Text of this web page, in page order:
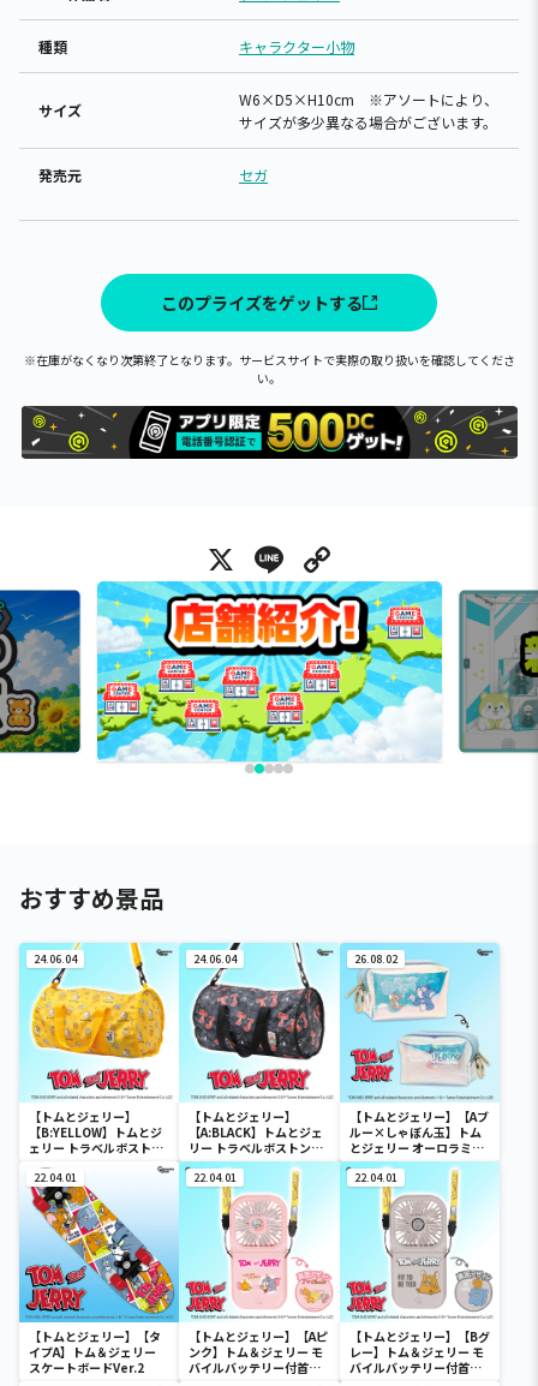
種類 キャラクター小物
サイズ
W6×D5×H10cm ※アソートにより、
サイズが多少異なる場合がございます。
発売元 セガ
このプライズをゲットする
※在庫がなくなり次第終了となります。サービスサイトで実際の取り扱いを確認してくださ
い。
X Line
おすすめ景品
24.06.04
【トムとジェリー】
【B:YELLOW】トムとジ
ェリー トラベルボストン
バック
24.06.04
【トムとジェリー】
【A:BLACK】トムとジェ
リー トラベルボストンバ
ック
26.08.02
【トムとジェリー】【Aブ
ルー×しゃぼん玉】トム
とジェリー オーロラミニ
ポーチ
22.04.01
【トムとジェリー】【タ
イプA】トム＆ジェリー
スケートボードVer.2
22.04.01
【トムとジェリー】【Aピ
ンク】トム＆ジェリー モ
バイルバッテリー付首か
22.04.01
【トムとジェリー】【Bグ
レー】トム＆ジェリー モ
バイルバッテリー付首か